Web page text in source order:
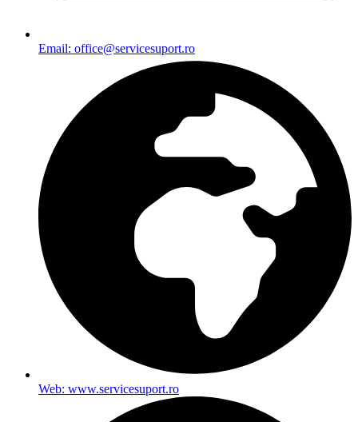
Email: office@servicesuport.ro
Web: www.servicesuport.ro